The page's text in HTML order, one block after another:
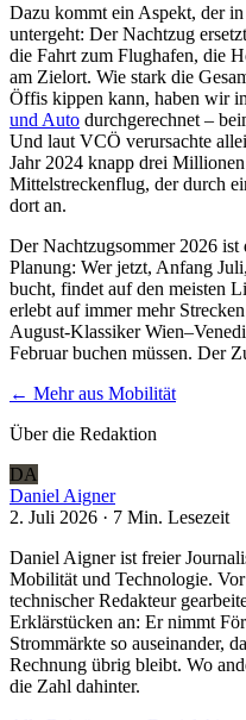
Dazu kommt ein Aspekt, der
untergeht: Der Nachtzug
die Fahrt zum Flughafen, die
am Zielort. Wie stark die
Öffis kippen kann, haben wir
und Auto durchgerechnet –
Und laut VCÖ verursachte
Jahr 2024 knapp drei
Mittelstreckenflug, der durch
dort an.
Der Nachtzugsommer 2026
Planung: Wer jetzt, Anfang
bucht, findet auf den meisten
erlebt auf immer mehr
August-Klassiker
Februar buchen müssen. Der
← Mehr aus Mobilität
Über die Redaktion
DA
Daniel Aigner
2. Juli 2026 · 7 Min. Lesezeit
Daniel Aigner ist freier
Mobilität und Technologie.
technischer Redakteur
Erklärstücken an: Er nimmt
Strommärkte so auseinander,
Rechnung übrig bleibt. Wo
die Zahl dahinter.